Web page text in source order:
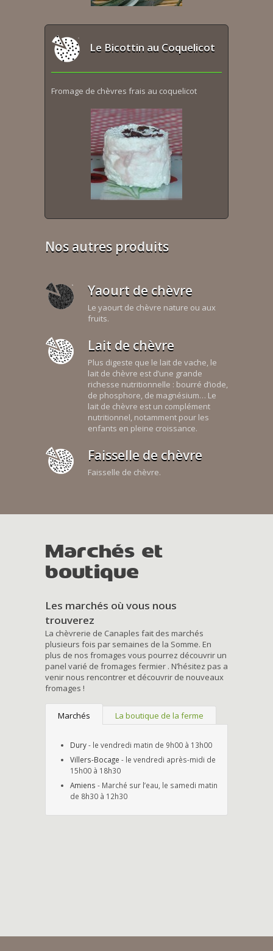
Le Bicottin au Coquelicot
Fromage de chèvres frais au coquelicot
Nos autres produits
Yaourt de chèvre
Le yaourt de chèvre nature ou aux
fruits.
Lait de chèvre
Plus digeste que le lait de vache, le
lait de chèvre est d’une grande
richesse nutritionnelle : bourré d’iode,
de phosphore, de magnésium… Le
lait de chèvre est un complément
nutritionnel, notamment pour les
enfants en pleine croissance.
Faisselle de chèvre
Faisselle de chèvre.
Marchés et
boutique
Les marchés où vous nous
trouverez
La chèvrerie de Canaples fait des marchés
plusieurs fois par semaines de la Somme. En
plus de nos fromages vous pourrez découvrir un
panel varié de fromages fermier . N’hésitez pas a
venir nous rencontrer et découvrir de nouveaux
fromages !
Marchés La boutique de la ferme
Dury- le vendredi matin de 9h00 à 13h00
Villers-Bocage - le vendredi après-midi de
15h00 à 18h30
Amiens - Marché sur l’eau, le samedi matin
de 8h30 à 12h30